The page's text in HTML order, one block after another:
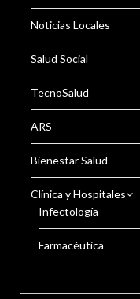
Noticias Locales
Salud Social
TecnoSalud
ARS
Bienestar Salud
Clínica y Hospitales
Infectología
Farmacéutica